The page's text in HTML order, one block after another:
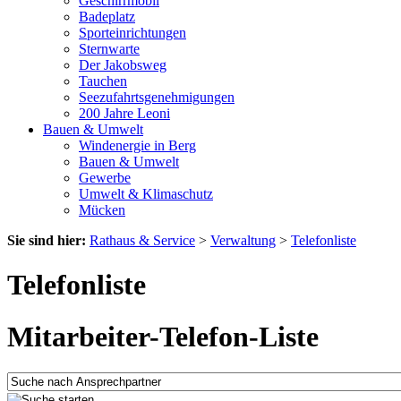
Badeplatz
Sporteinrichtungen
Sternwarte
Der Jakobsweg
Tauchen
Seezufahrtsgenehmigungen
200 Jahre Leoni
Bauen & Umwelt
Windenergie in Berg
Bauen & Umwelt
Gewerbe
Umwelt & Klimaschutz
Mücken
Sie sind hier: Rathaus & Service > Verwaltung > Telefonliste
Telefonliste
Mitarbeiter-Telefon-Liste